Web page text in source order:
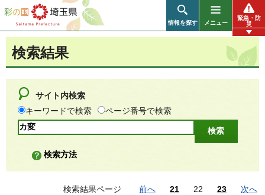
彩の国 埼玉県
情報を探す メニュー
緊急・防
災
検索結果
サイト内検索
キーワードで検索
ページ番号で検索
検索方法
検索結果ページ 前へ 21 22 23 次へ